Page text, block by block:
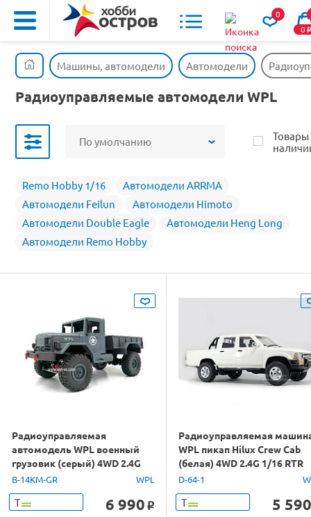
0
0o
Машины, автомодели Автомодели
Радиоуправляемые автомодели WPL
По умолчанию
Товары
Remo Hobby 1/16
Автомодели ARRMA
Автомодели Feilun
Автомодели Himoto
Автомодели Double Eagle
Автомодели Heng Long
Автомодели Remo Hobby
Радиоуправляемая
автомодель WPL военный
грузовик (серый) 4WD 2.4G
1/16 KIT
B-14KM-GR WPL
Т 6 990 o
Радиоуправляемая
WPL пикап Hilux Crew Cab
(белая) 4WD 2.4G 1/16 RTR
D-64-1
Т 5 590